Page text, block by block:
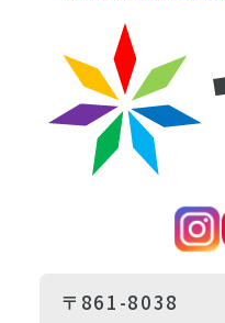
〒861-8038